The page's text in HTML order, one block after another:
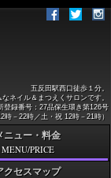
五反田駅西口徒歩１分。
ネイル＆まつえくサロンです。
登録番号：27品保生環き第126号
－22時／土・祝 12時－21時）
ニュー・料金
MENU/PRICE
クセスマップ